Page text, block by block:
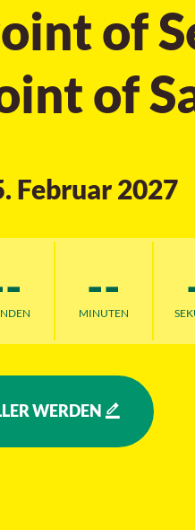
of
of
Februar 2027
--
MINUTEN
WERDEN